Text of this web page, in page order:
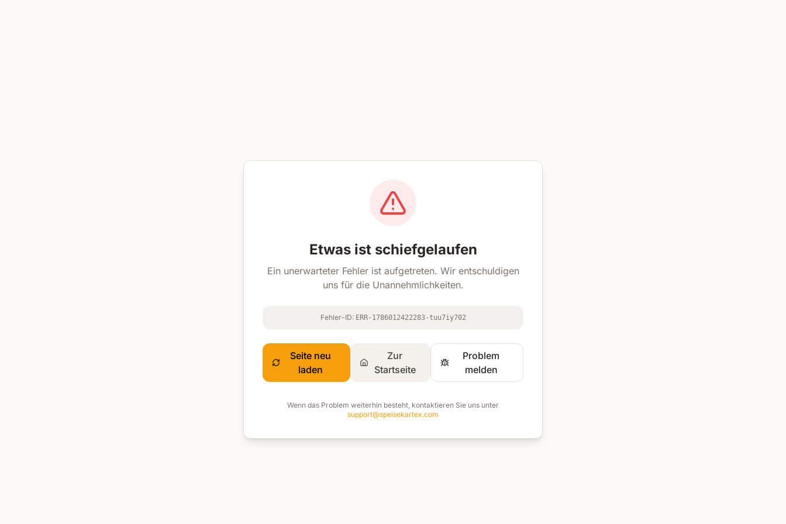
Etwas ist schiefgelaufen
Ein unerwarteter Fehler ist aufgetreten. Wir entschuldigen
uns für die Unannehmlichkeiten.
Fehler-ID: ERR-1786012422283-tuu7iy702
Seite neu
laden
Zur
Startseite
Problem
melden
Wenn das Problem weiterhin besteht, kontaktieren Sie uns unter
support@speisekartex.com